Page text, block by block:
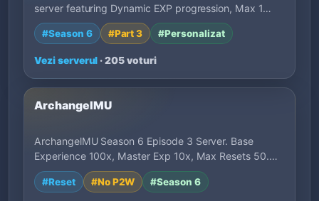
server featuring Dynamic EXP progression, Max 1…
#Season 6 #Part 3 #Personalizat
Vezi serverul · 205 voturi
ArchangelMU
ArchangelMU Season 6 Episode 3 Server. Base
Experience 100x, Master Exp 10x, Max Resets 50.
Bal…
#Reset #No P2W #Season 6